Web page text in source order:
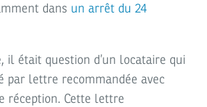
dans un arrêt du 24
il était question d’un locataire qui
par lettre recommandée avec
réception. Cette lettre